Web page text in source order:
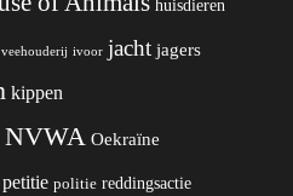
huisdieren
ivoor jacht jagers
kippen
NVWA Oekraïne
petitie politie reddingsactie